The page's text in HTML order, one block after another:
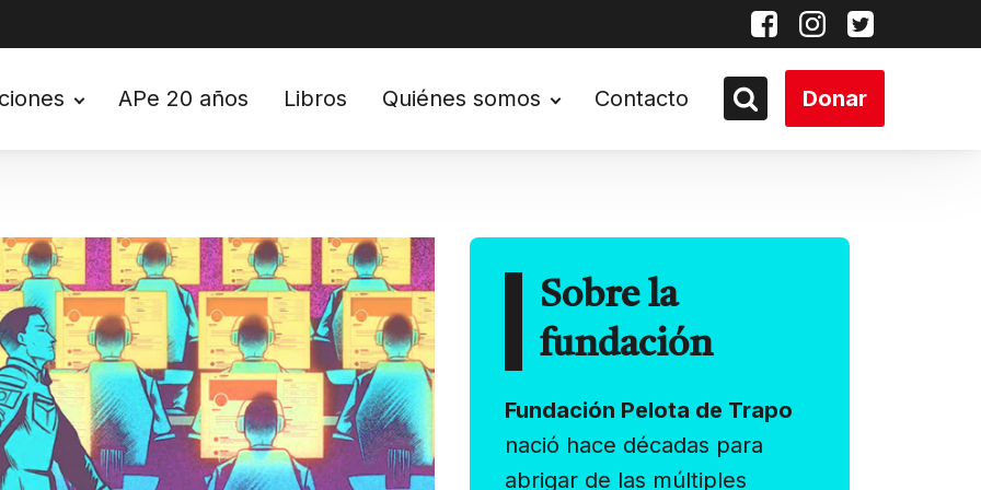
APe 20 años Libros Quiénes somos Contacto Donar
Sobre la
fundación
Fundación Pelota de Trapo
nació hace décadas para
abrigar de las múltiples